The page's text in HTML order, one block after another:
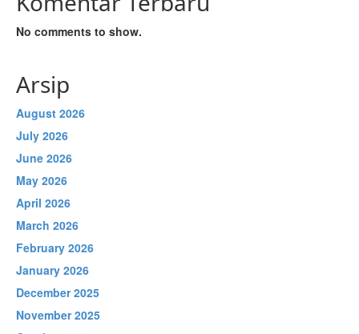
No comments to show.
Arsip
August 2026
July 2026
June 2026
May 2026
April 2026
March 2026
February 2026
January 2026
December 2025
November 2025